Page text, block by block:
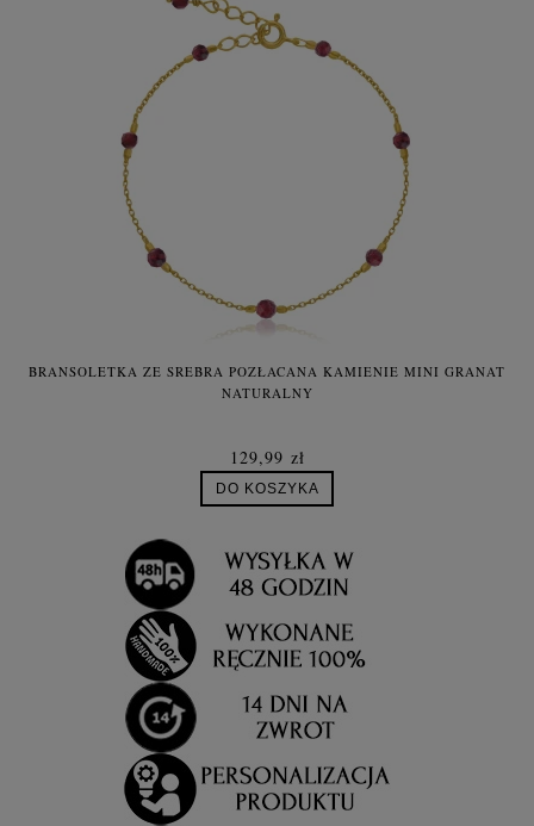
BRANSOLETKA ZE SREBRA POZŁACANA KAMIENIE MINI GRANAT
NATURALNY
129,99 zł
DO KOSZYKA